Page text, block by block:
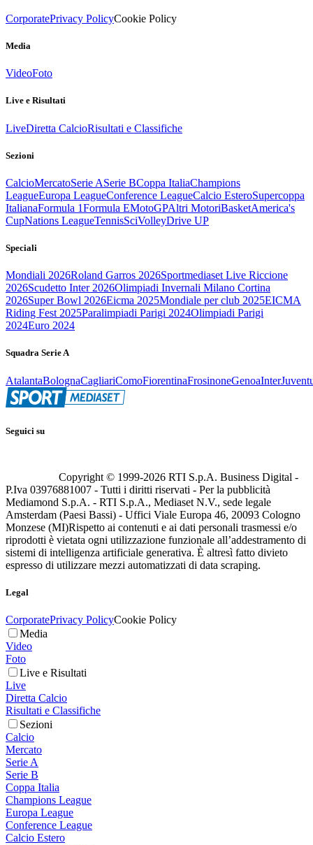
CorporatePrivacy PolicyCookie Policy
Media
VideoFoto
Live e Risultati
LiveDiretta CalcioRisultati e Classifiche
Sezioni
CalcioMercatoSerie ASerie BCoppa ItaliaChampions
LeagueEuropa LeagueConference LeagueCalcio EsteroSupercoppa
ItalianaFormula 1Formula EMotoGPAltri MotoriBasketAmerica's
CupNations LeagueTennisSciVolleyDrive UP
Speciali
Mondiali 2026Roland Garros 2026Sportmediaset Live Riccione
2026Scudetto Inter 2026Olimpiadi Invernali Milano Cortina
2026Super Bowl 2026Eicma 2025Mondiale per club 2025EICMA
Riding Fest 2025Paralimpiadi Parigi 2024Olimpiadi Parigi
2024Euro 2024
Squadra Serie A
AtalantaBolognaCagliariComoFiorentinaFrosinoneGenoaInter
Seguici su
Copyright © 1999-2026 RTI S.p.A. Business Digital -
P.Iva 03976881007 - Tutti i diritti riservati - Per la pubblicità
Mediamond S.p.A. - RTI S.p.A., Mediaset N.V., sede legale
Amsterdam (Paesi Bassi) - Uffici Viale Europa 46, 20093 Cologno
Monzese (MI)Rispetto ai contenuti e ai dati personali trasmessi e/o
riprodotti è vietata ogni utilizzazione funzionale all’addestramento di
sistemi di intelligenza artificiale generativa. È altresì fatto divieto
espresso di utilizzare mezzi automatizzati di data scraping.
Legal
CorporatePrivacy PolicyCookie Policy
Media
Video
Foto
Live e Risultati
Live
Diretta Calcio
Risultati e Classifiche
Sezioni
Calcio
Mercato
Serie A
Serie B
Coppa Italia
Champions League
Europa League
Conference League
Calcio Estero